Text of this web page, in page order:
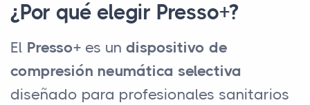
¿Por qué elegir Presso+?
El Presso+ es un dispositivo de
compresión neumática selectiva
diseñado para profesionales sanitarios